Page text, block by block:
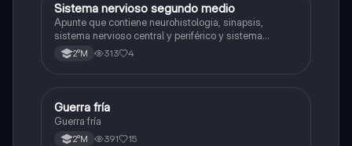
Biología
Sistema nervioso segundo medio
Apunte que contiene neurohistologia, sinapsis,
sistema nervioso central y periférico y sistema
endocrino
2°M 313 4
Historia
Guerra fría
Guerra fría
2°M 391 15